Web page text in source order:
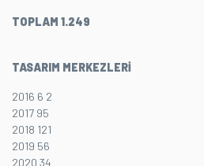
TOPLAM 1.249
TASARIM MERKEZLERİ
2016 6 2
2017 95
2018 121
2019 56
2020 34